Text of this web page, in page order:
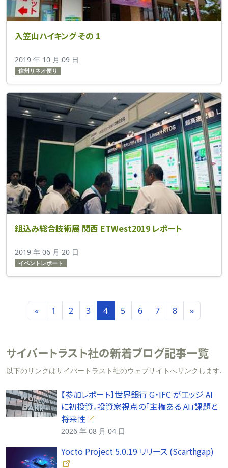
入笠山ハイキング その 1
2019 年 10 月 09 日
信州リネオ便り
組込み総合技術展 関西 ETWest2019 レポート
2019 年 06 月 20 日
イベントレポート
« 1 2 3 4 5 6 7 8 »
サイバートラスト社の新着ブログ記事一覧
以下のリンクはサイバートラスト社のウェブサイトへリンクします.
【参加レポート】世界銀行 G・IFC がエッジ AI
に初投資。投資家視点の「主権ある AI」課題と
将来性
2026 年 08 月 04 日
Yocto Project 5.0.19 リリース (Scarthgap)